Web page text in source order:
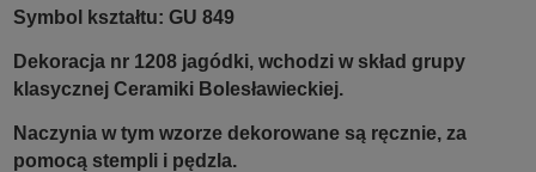
Symbol kształtu: GU 849
Dekoracja nr 1208 jagódki, wchodzi w skład grupy
klasycznej Ceramiki Bolesławieckiej.
Naczynia w tym wzorze dekorowane są ręcznie, za
pomocą stempli i pędzla.